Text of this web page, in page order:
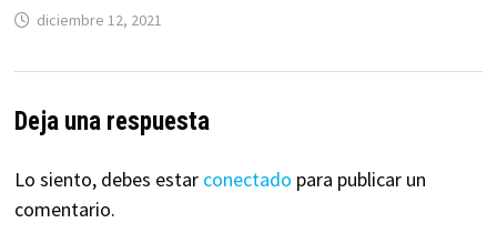
diciembre 12, 2021
Deja una respuesta
Lo siento, debes estar conectado para publicar un
comentario.